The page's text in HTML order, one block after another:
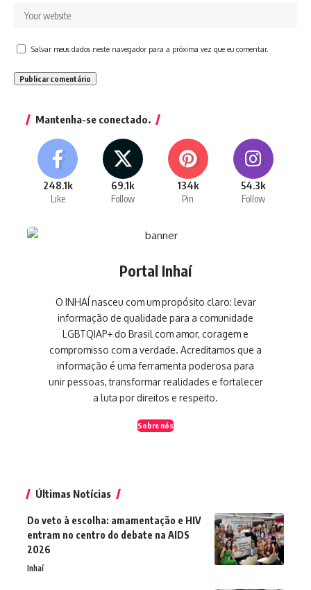
Salvar meus dados neste navegador para a próxima vez que eu comentar.
Mantenha-se conectado.
248.1k
Like
69.1k
Follow
134k
Pin
54.3k
Follow
Portal Inhaí
O INHAÍ nasceu com um propósito claro: levar
informação de qualidade para a comunidade
LGBTQIAP+ do Brasil com amor, coragem e
compromisso com a verdade. Acreditamos que a
informação é uma ferramenta poderosa para
unir pessoas, transformar realidades e fortalecer
a luta por direitos e respeito.
Sobre nós
Últimas Notícias
Do veto à escolha: amamentação e HIV
entram no centro do debate na AIDS
2026
Inhaí